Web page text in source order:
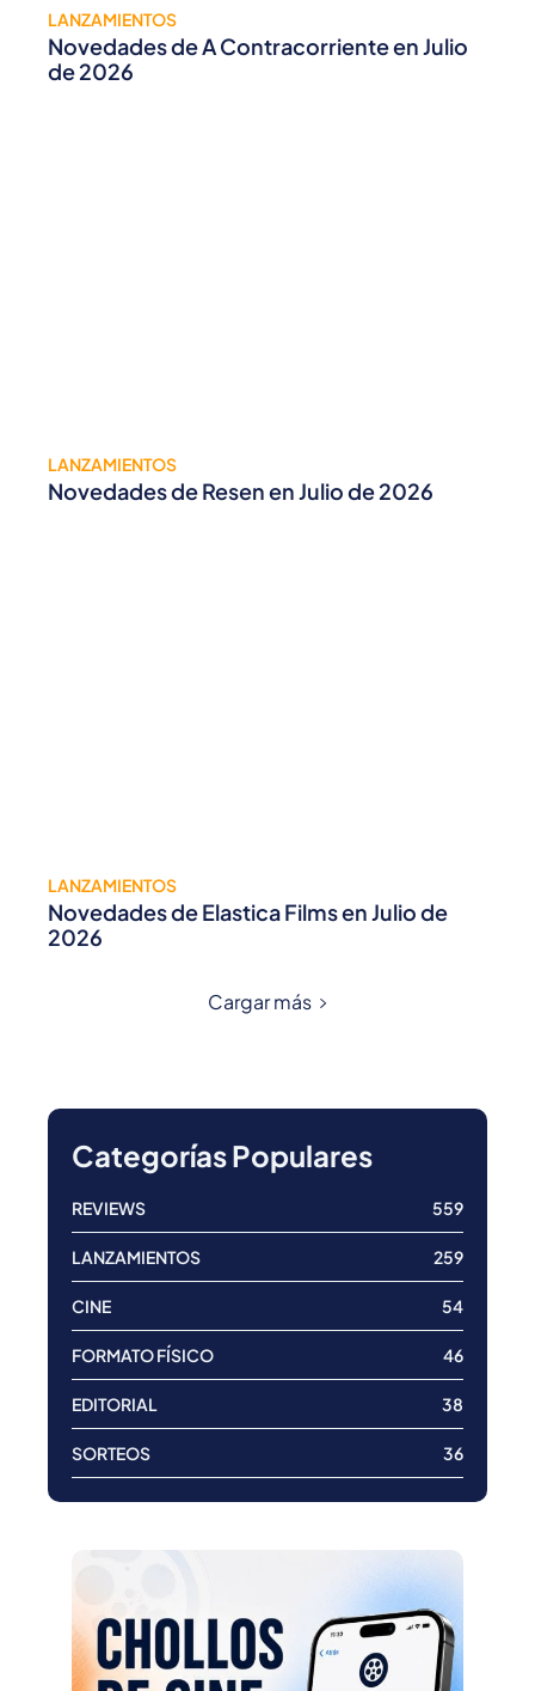
LANZAMIENTOS
Novedades de A Contracorriente en Julio
de 2026
LANZAMIENTOS
Novedades de Resen en Julio de 2026
LANZAMIENTOS
Novedades de Elastica Films en Julio de
2026
Cargar más
Categorías Populares
REVIEWS 559
LANZAMIENTOS 259
CINE 54
FORMATO FÍSICO 46
EDITORIAL 38
SORTEOS 36